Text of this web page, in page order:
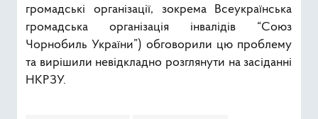
громадські організації, зокрема Всеукраїнська
громадська організація інвалідів “Союз
Чорнобиль України”) обговорили цю проблему
та вирішили невідкладно розглянути на засіданні
НКРЗУ.